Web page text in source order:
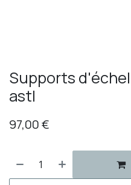
Supports
astl
97,00€